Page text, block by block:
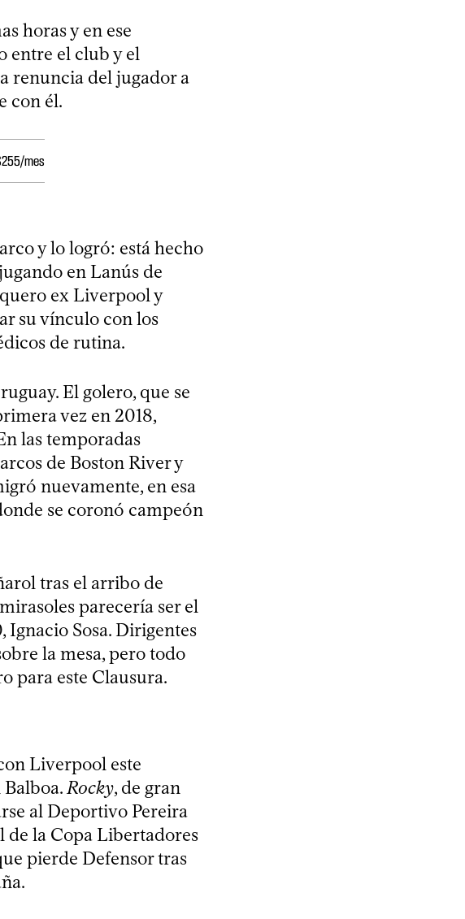
horas y en ese
entre el club y el
renuncia del jugador a
con él.
mes
y lo logró: está hecho
en Lanús de
ex Liverpool y
su vínculo con los
de rutina.
El golero, que se
vez en 2018,
las temporadas
de Boston River y
nuevamente, en esa
se coronó campeón
tras el arribo de
parecería ser el
Sosa. Dirigentes
la mesa, pero todo
para este Clausura.
Liverpool este
Balboa.Rocky, de gran
al Deportivo Pereira
de la Copa Libertadores
pierde Defensor tras